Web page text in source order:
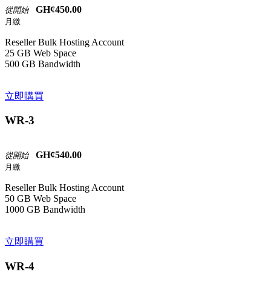
從開始 GH¢450.00
月繳
Reseller Bulk Hosting Account
25 GB Web Space
500 GB Bandwidth
立即購買
WR-3
從開始 GH¢540.00
月繳
Reseller Bulk Hosting Account
50 GB Web Space
1000 GB Bandwidth
立即購買
WR-4